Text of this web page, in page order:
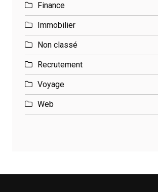
Finance
Immobilier
Non classé
Recrutement
Voyage
Web